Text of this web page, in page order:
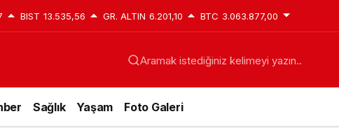
BIST 13.535,56 GR. ALTIN 6.201,10 BTC 3.063.877,00
Aramak istediğiniz kelimeyi yazın..
Sağlık Yaşam Foto Galeri